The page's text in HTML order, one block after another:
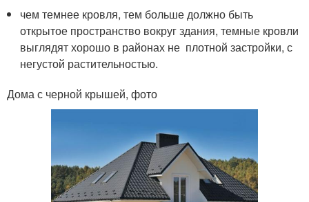
чем темнее кровля, тем больше должно быть
открытое пространство вокруг здания, темные кровли
выглядят хорошо в районах не плотной застройки, с
негустой растительностью.
Дома с черной крышей, фото